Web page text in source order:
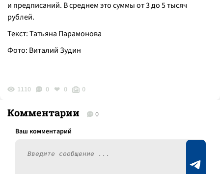
и предписаний. В среднем это суммы от 3 до 5 тысяч
рублей.
Текст: Татьяна Парамонова
Фото: Виталий Зудин
1110 0 0 0
Комментарии 0